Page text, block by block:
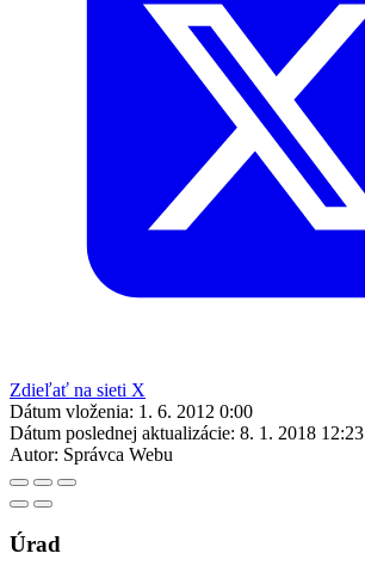
Zdieľať na sieti X
Dátum vloženia: 1. 6. 2012 0:00
Dátum poslednej aktualizácie: 8. 1. 2018 12:23
Autor: Správca Webu
Úrad